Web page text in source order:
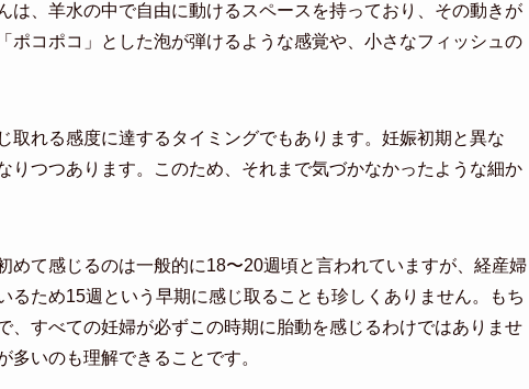
は、羊水の中で自由に動けるスペースを持っており、その動きが
ポコポコ」とした泡が弾けるような感覚や、小さなフィッシュの
取れる感度に達するタイミングでもあります。妊娠初期と異な
りつつあります。このため、それまで気づかなかったような細か
めて感じるのは一般的に18〜20週頃と言われていますが、経産婦
るため15週という早期に感じ取ることも珍しくありません。もち
、すべての妊婦が必ずこの時期に胎動を感じるわけではありませ
いのも理解できることです。